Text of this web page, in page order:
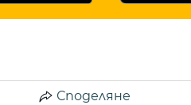
Споделяне